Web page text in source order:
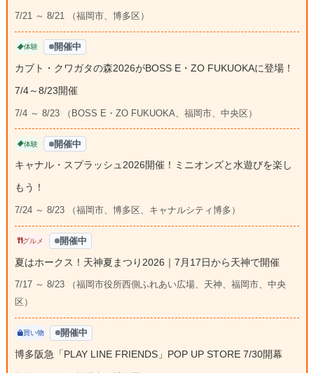
7/21 ～ 8/21 （福岡市、博多区）
体験 開催中
カブト・クワガタの森2026がBOSS E・ZO FUKUOKAに登場！
7/4～8/23開催
7/4 ～ 8/23 （BOSS E・ZO FUKUOKA、福岡市、中央区）
体験 開催中
キャナル・スプラッシュ2026開催！ミニオンズと水遊びを楽し
もう！
7/24 ～ 8/23 （福岡市、博多区、キャナルシティ博多）
グルメ 開催中
夏はホークス！天神夏まつり2026｜7月17日から天神で開催
7/17 ～ 8/23 （福岡市役所西側ふれあい広場、天神、福岡市、中央
区）
買い物 開催中
博多阪急「PLAY LINE FRIENDS」POP UP STORE 7/30開幕